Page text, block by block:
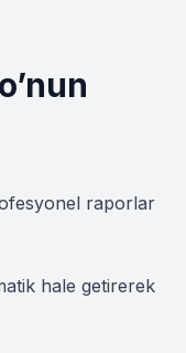
raporlar
hale getirerek